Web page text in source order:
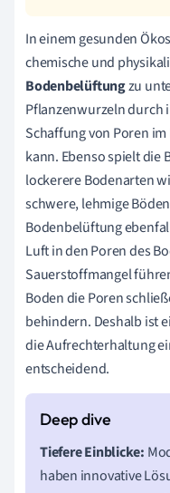
In einem gesunden
chemische und
Bodenbelüftungzu
Pflanzenwurzeln durch
Schaffung von Poren
kann. Ebenso spielt die
lockerere Bodenarten
schwere, lehmige
Bodenbelüftung
Luft in den Poren des
Sauerstoffmangel
Boden die Poren
behindern. Deshalb ist
die Aufrechterhaltung
entscheidend.
Tiefere Einblicke:
haben innovative